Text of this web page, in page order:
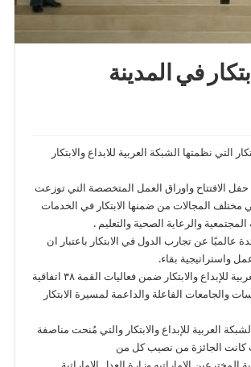
في المدينة
نظمتها الشبكة العربية للابداع والابتكار
الافتتاح واوراق العمل المتخصصة التي توزعت
مختلف المجالات من ضمنها الابتكار في الخدمات
والرعاية الصحية والتعليم .
عن تجارب الدول في الابتكار باعتبار ان
واستراتيجية بقاء.
وقد وقّع الشيخ فيصل بن سعود القاسمي الرئيس الأعلى للشبكة العربية للإبداع والابتكار ضمن فعاليات القمة ٣٨ اتفاقية
الفاعلة والداعمة لمسيرة الابتكار
العربية للإبداع والابتكار والتي مُنحت مناصفة
كانت الجائزة من نصيب كل من